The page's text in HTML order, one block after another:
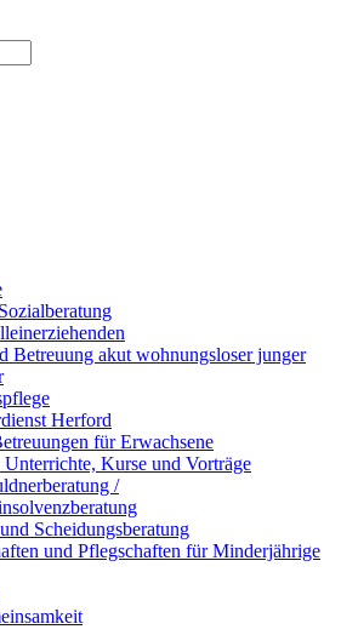
Betreuung akut wohnungsloser junger
Herford
für Erwachsene
Unterrichte, Kurse und Vorträge
/
Scheidungsberatung
und Pflegschaften für Minderjährige